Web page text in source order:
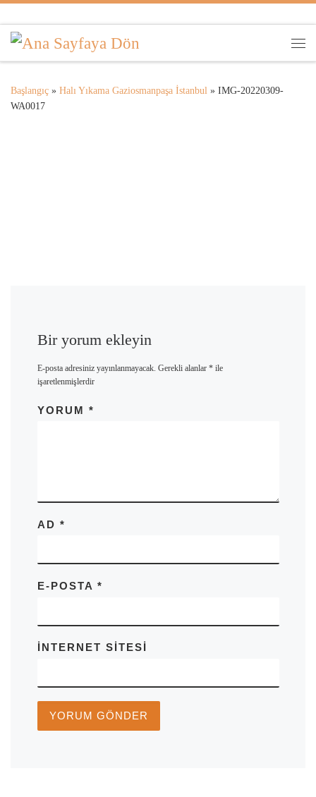
Başlangıç » Halı Yıkama Gaziosmanpaşa İstanbul » IMG-20220309-
WA0017
Bir yorum ekleyin
E-posta adresiniz yayınlanmayacak. Gerekli alanlar *ile
işaretlenmişlerdir
YORUM *
AD *
E-POSTA *
İNTERNET SITESI